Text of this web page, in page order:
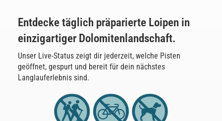
Entdecke täglich präparierte Loipen in
einzigartiger Dolomitenlandschaft.
Unser Live-Status zeigt dir jederzeit, welche Pisten
geöffnet, gespurt und bereit für dein nächstes
Langlauferlebnis sind.